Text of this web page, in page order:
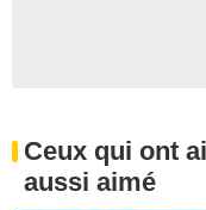
Ceux qui ont
aussi aimé